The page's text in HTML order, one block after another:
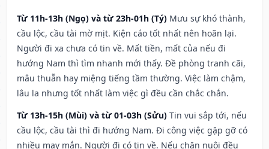
Từ 11h-13h (Ngọ) và từ 23h-01h (Tý) Mưu sự khó thành,
cầu lộc, cầu tài mờ mịt. Kiện cáo tốt nhất nên hoãn lại.
Người đi xa chưa có tin về. Mất tiền, mất của nếu đi
hướng Nam thì tìm nhanh mới thấy. Đề phòng tranh cãi,
mâu thuẫn hay miệng tiếng tầm thường. Việc làm chậm,
lâu la nhưng tốt nhất làm việc gì đều cần chắc chắn.
Từ 13h-15h (Mùi) và từ 01-03h (Sửu) Tin vui sắp tới, nếu
cầu lộc, cầu tài thì đi hướng Nam. Đi công việc gặp gỡ có
nhiều may mắn. Người đi có tin về. Nếu chăn nuôi đều